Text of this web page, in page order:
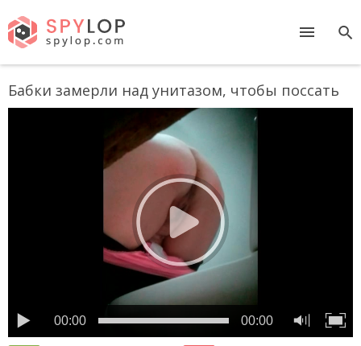
Бабки замерли над унитазом, чтобы поссать
00:00 00:00